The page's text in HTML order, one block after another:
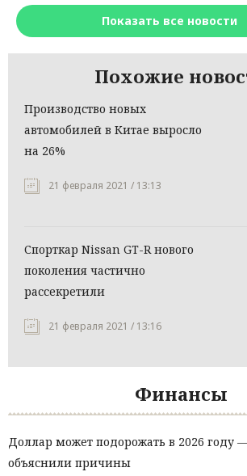
Показать все новости
Похожие
Производство новых
автомобилей в Китае выросло
на 26%
21 февраля 2021 / 13:13
Спорткар Nissan GT-R нового
поколения частично
рассекретили
21 февраля 2021 / 13:16
Финансы
Доллар может подорожать в 2026 году
объяснили причины